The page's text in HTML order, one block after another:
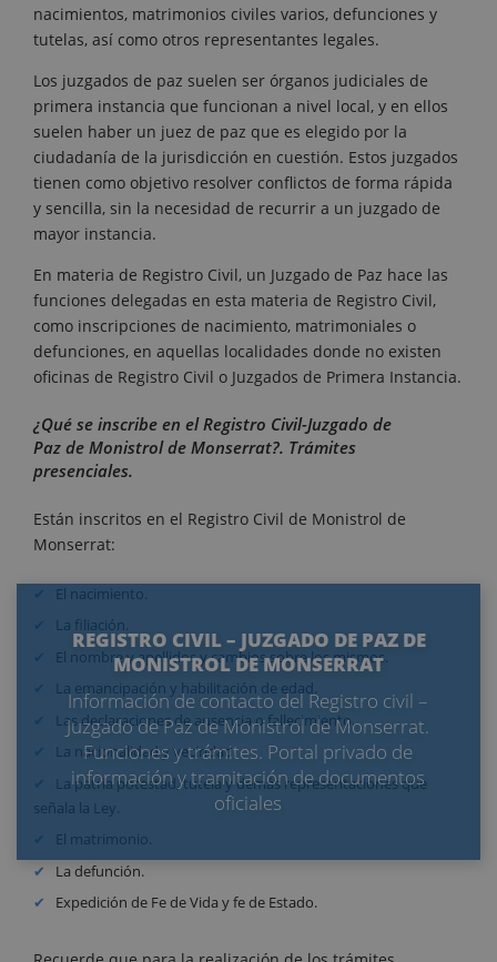
REGISTRO CIVIL – JUZGADO DE PAZ DE
MONISTROL DE MONSERRAT
Información de contacto del Registro civil –
Juzgado de Paz de Monistrol de Monserrat.
Funciones y trámites. Portal privado de
información y tramitación de documentos
oficiales
nacimientos, matrimonios civiles varios, defunciones y
tutelas, así como otros representantes legales.
Los juzgados de paz suelen ser órganos judiciales de
primera instancia que funcionan a nivel local, y en ellos
suelen haber un juez de paz que es elegido por la
ciudadanía de la jurisdicción en cuestión. Estos juzgados
tienen como objetivo resolver conflictos de forma rápida
y sencilla, sin la necesidad de recurrir a un juzgado de
mayor instancia.
En materia de Registro Civil, un Juzgado de Paz hace las
funciones delegadas en esta materia de Registro Civil,
como inscripciones de nacimiento, matrimoniales o
defunciones, en aquellas localidades donde no existen
oficinas de Registro Civil o Juzgados de Primera Instancia.
¿Qué se inscribe en el Registro Civil-Juzgado de
Paz de Monistrol de Monserrat?. Trámites
presenciales.
Están inscritos en el Registro Civil de Monistrol de
Monserrat:
El nacimiento.
La filiación.
El nombre y apellidos y cambios sobre los mismos.
La emancipación y habilitación de edad.
Las declaraciones de ausencia o fallecimiento.
La nacionalidad y vecindad.
La patria potestad, tutela y demás representaciones que
señala la Ley.
El matrimonio.
La defunción.
Expedición de Fe de Vida y fe de Estado.